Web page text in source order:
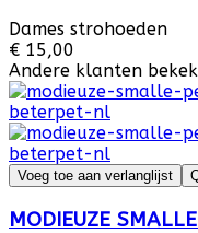
Dames strohoeden
€ 15,00
Andere klanten
Voeg toe aan verlanglijst
MODIEUZE